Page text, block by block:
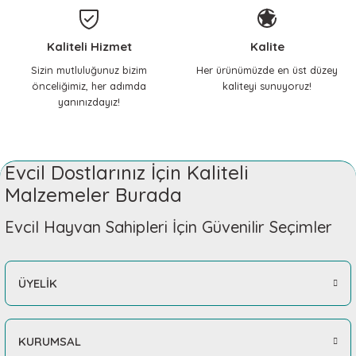
Çok memnunum, her
ihtiyacımda mutlaka buraya
geliyorum, içim rahat
çocuklarıma güvenle alışveriş
yapıyorum.
Nilay Yılmaz | 14/02/2026
Gizem Özpınar | 18/11/2025
Teşekkürler
Gizem Özpınar | 18/11/2025
Köpek Oyun Topu ToyFastic Termoplastik Kauçuk 6 cm
KERBL Pet
Plastik Köpek Oyuncakları Öten Sopa
KERBL Pet
Köpekler için Oyuncak Dummy Neo ToyFastic
Kaliteli Hizmet
Sizin mutluluğunuz bizim
önceliğimiz, her adımda
yanınızdayız!
Kalite
Her ürünümüzde en üst düzey
kaliteyi sunuyoruz!
Evcil Dostlarınız İçin Kaliteli
Malzemeler Burada
Evcil Hayvan Sahipleri İçin Güvenilir Seçimler
ÜYELİK
KURUMSAL